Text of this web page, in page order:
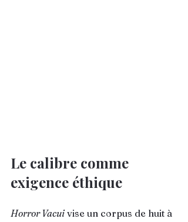
Le calibre comme
exigence éthique
Horror Vacui vise un corpus de huit à